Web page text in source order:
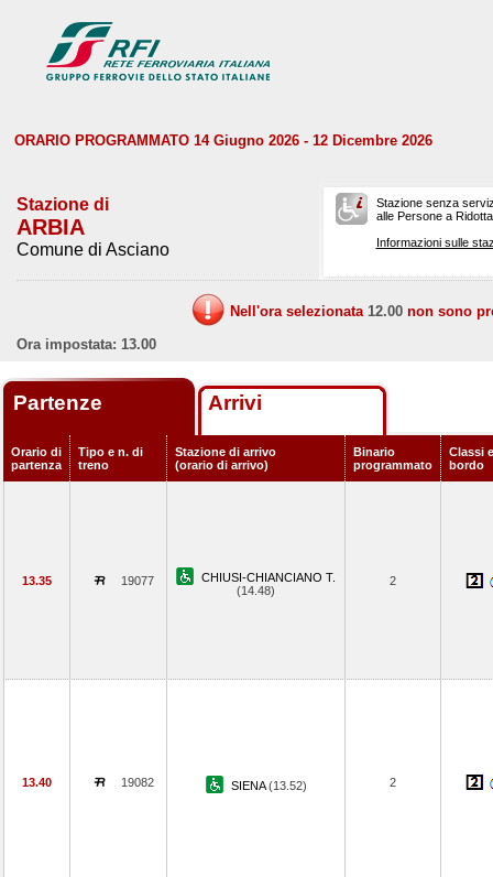
ORARIO PROGRAMMATO 14 Giugno 2026 - 12 Dicembre 2026
Stazione di
ARBIA
Comune di Asciano
Stazione senza
alle Persone a
Informazioni sulle
Nell'ora selezionata 12.00 non sono
Ora impostata: 13.00
Partenze Arrivi
Orario di
partenza
Tipo e n. di
treno
Stazione di arrivo
(orario di arrivo)
Binario
programmato
Classi
bordo
13.35 19077
CHIUSI-CHIANCIANO T.
(14.48)
2
13.40 19082 SIENA(13.52) 2